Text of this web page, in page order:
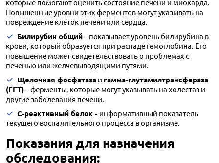
которые помогают оценить состояние печени и миокарда.
Повышенные уровни этих ферментов могут указывать на
повреждение клеток печени или сердца.
Билирубин общий– показывает уровень билирубина в
крови, который образуется при распаде гемоглобина. Его
повышение может свидетельствовать о проблемах с
печенью или желчевыводящими путями.
Щелочная фосфатаза и гамма-глутамилтрансфераза
(ГГТ)– ферменты, которые могут указывать на холестаз и
другие заболевания печени.
С-реактивный белок - информативный показатель
текущего воспалительного процесса в организме.
Показания для назначения
обследования: